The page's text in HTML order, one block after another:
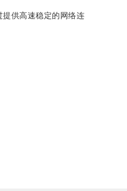
供高速稳定的网络连